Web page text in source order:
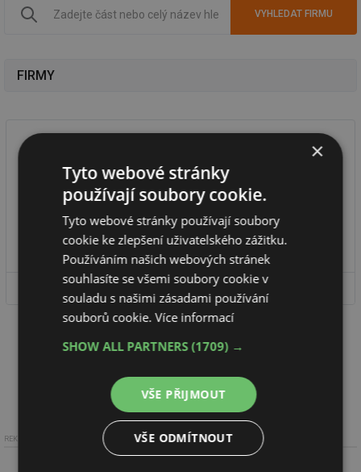
FIRMY
Český plynárenský svaz
působících v plynárenství a souvisejících oborech.
REKLAMA
×
Tyto webové stránky
používají soubory cookie.
Tyto webové stránky používají soubory
cookie ke zlepšení uživatelského zážitku.
Používáním našich webových stránek
souhlasíte se všemi soubory cookie v
souladu s našimi zásadami používání
souborů cookie.Více informací
SHOW ALL PARTNERS(1709) →
VŠE PŘIJMOUT
VŠE ODMÍTNOUT